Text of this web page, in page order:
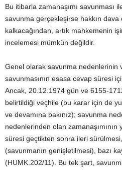
Bu itibarla zamanaşımı savunması
savunma gerçekleşirse hakkın
kalkacağından, artık mahkemenin
incelemesi mümkün değildir.
Genel olarak savunma nedenlerinin
savunmasının esasa cevap süresi
Ancak, 20.12.1974 gün ve 6155-
belirtildiği veçhile (bu karar için de
ve devamına bakınız); savunma
nedenlerinden olan
süresi geçtikten sonra ileri
(savunmanın genişletilmesi), bazı
(HUMK.202/11). Bu tek şart,